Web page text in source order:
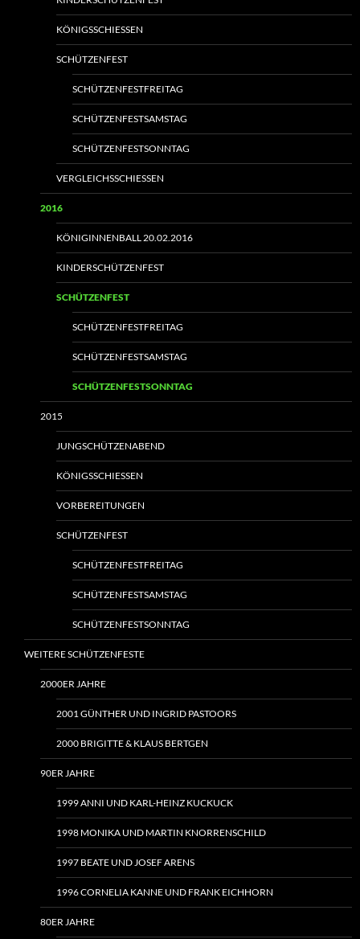
KÖNIGSSCHIESSEN
SCHÜTZENFEST
SCHÜTZENFESTFREITAG
SCHÜTZENFESTSAMSTAG
SCHÜTZENFESTSONNTAG
VERGLEICHSSCHIESSEN
2016
KÖNIGINNENBALL 20.02.2016
KINDERSCHÜTZENFEST
SCHÜTZENFEST
SCHÜTZENFESTFREITAG
SCHÜTZENFESTSAMSTAG
SCHÜTZENFESTSONNTAG
2015
JUNGSCHÜTZENABEND
KÖNIGSSCHIESSEN
VORBEREITUNGEN
SCHÜTZENFEST
SCHÜTZENFESTFREITAG
SCHÜTZENFESTSAMSTAG
SCHÜTZENFESTSONNTAG
WEITERE SCHÜTZENFESTE
2000ER JAHRE
2001 GÜNTHER UND INGRID PASTOORS
2000 BRIGITTE & KLAUS BERTGEN
90ER JAHRE
1999 ANNI UND KARL-HEINZ KUCKUCK
1998 MONIKA UND MARTIN KNORRENSCHILD
1997 BEATE UND JOSEF ARENS
1996 CORNELIA KANNE UND FRANK EICHHORN
80ER JAHRE